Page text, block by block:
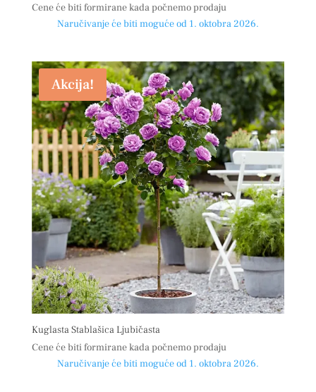
Cene će biti formirane kada počnemo prodaju
Naručivanje će biti moguće od 1. oktobra 2026.
Akcija!
Kuglasta Stablašica Ljubičasta
Cene će biti formirane kada počnemo prodaju
Naručivanje će biti moguće od 1. oktobra 2026.